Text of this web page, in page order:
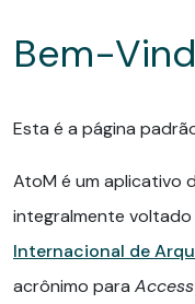
Bem-
Esta é a página
AtoM é um aplicativo
integralmente
Internacional de
acrônimo para